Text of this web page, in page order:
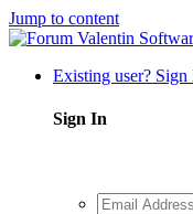
Jump to content
Existing user? Sign
Sign In